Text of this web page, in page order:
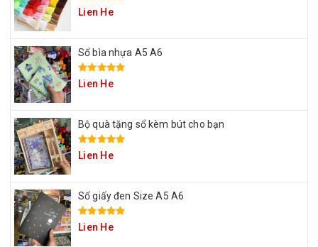
Lien He
Sổ bìa nhựa A5 A6
Lien He
Bộ quà tặng sổ kèm bút cho bạn
Lien He
Sổ giấy đen Size A5 A6
Lien He